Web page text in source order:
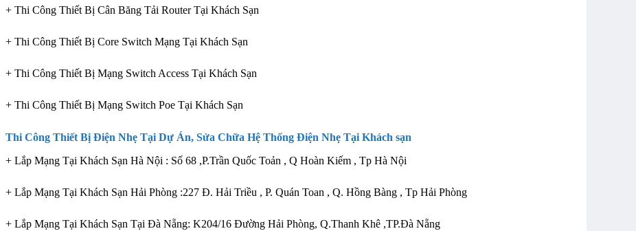
+ Thi Công Thiết Bị Cân Băng Tải Router Tại Khách Sạn
+ Thi Công Thiết Bị Core Switch Mạng Tại Khách Sạn
+ Thi Công Thiết Bị Mạng Switch Access Tại Khách Sạn
+ Thi Công Thiết Bị Mạng Switch Poe Tại Khách Sạn
Thi Công Thiết Bị Điện Nhẹ Tại Dự Án, Sửa Chữa Hệ Thống Điện Nhẹ Tại Khách sạn
+ Lắp Mạng Tại Khách Sạn Hà Nội : Số 68 ,P.Trần Quốc Toản , Q Hoàn Kiếm , Tp Hà Nội
+ Lắp Mạng Tại Khách Sạn Hải Phòng :227 Đ. Hải Triều , P. Quán Toan , Q. Hồng Bàng , Tp Hải Phòng
+ Lắp Mạng Tại Khách Sạn Tại Đà Nẵng: K204/16 Đường Hải Phòng, Q.Thanh Khê ,TP.Đà Nẵng